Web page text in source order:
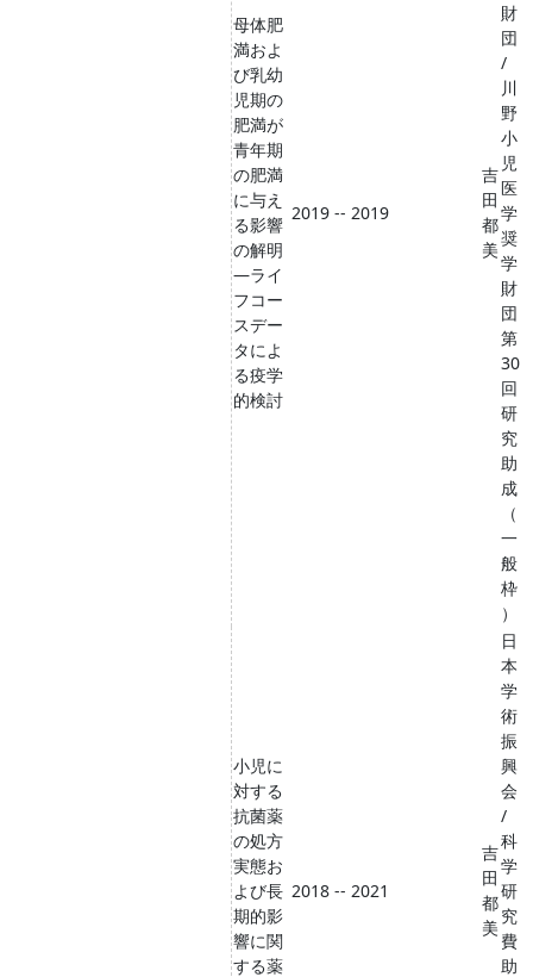
母体肥
満およ
び乳幼
児期の
肥満が
青年期
の肥満
に与え
る影響
の解明
―ライ
フコー
スデー
タによ
る疫学
的検討
2019 -- 2019
吉
田
都
美
財
団
/
川
野
小
児
医
学
奨
学
財
団
第
30
回
研
究
助
成
（
一
般
枠
）
小児に
対する
抗菌薬
の処方
実態お
よび長
期的影
響に関
する薬
2018 -- 2021
吉
田
都
美
日
本
学
術
振
興
会
/
科
学
研
究
費
助